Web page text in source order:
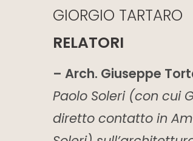
GIORGIO TARTARO
RELATORI
– Arch. Giuseppe
Paolo Soleri (con cui
diretto contatto in